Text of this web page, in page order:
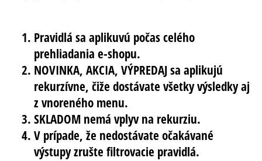
Pravidlá sa aplikuvú počas celého
prehliadania e-shopu.
NOVINKA, AKCIA, VÝPREDAJ sa aplikujú
rekurzívne, čiže dostávate všetky výsledky aj
z vnoreného menu.
SKLADOM nemá vplyv na rekurziu.
V prípade, že nedostávate očakávané
výstupy zrušte filtrovacie pravidlá.